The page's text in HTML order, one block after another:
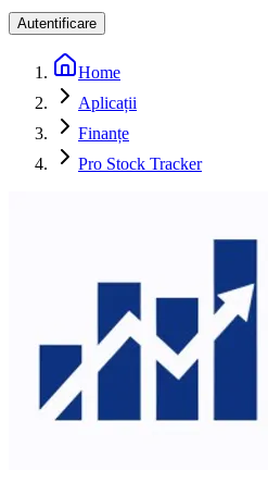
Autentificare
Home
Aplicații
Finanțe
Pro Stock Tracker